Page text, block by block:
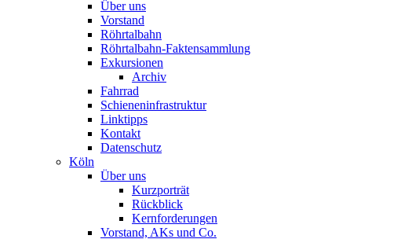
Über uns
Vorstand
Röhrtalbahn
Röhrtalbahn-Faktensammlung
Exkursionen
Archiv
Fahrrad
Schieneninfrastruktur
Linktipps
Kontakt
Datenschutz
Köln
Über uns
Kurzporträt
Rückblick
Kernforderungen
Vorstand, AKs und Co.